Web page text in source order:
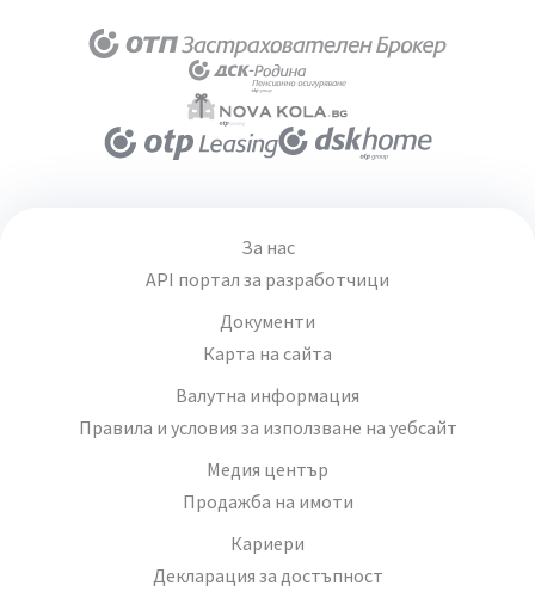
За нас
API портал за разработчици
Документи
Карта на сайта
Валутна информация
Правила и условия за използване на уебсайт
Медия център
Продажба на имоти
Кариери
Декларация за достъпност